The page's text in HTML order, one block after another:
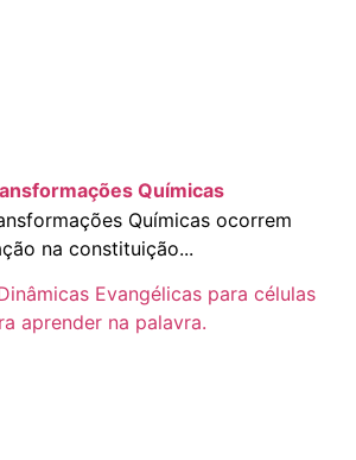
Químicas
Químicas ocorrem
na constituição...